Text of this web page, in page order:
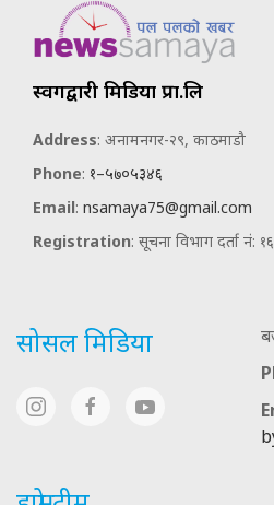
स्वर्गद्वारी मिडिया प्रा.लि
Address: अनामनगर-२९, काठमाडौ
Phone: १–५७०५३४६
Email: nsamaya75@gmail.com
Registration: सूचना विभाग दर्ता नं:
सोसल मिडिया